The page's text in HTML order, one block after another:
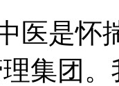
医是怀
集团